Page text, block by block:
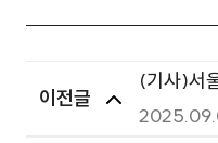
이전글
(기사)서
'쭉"